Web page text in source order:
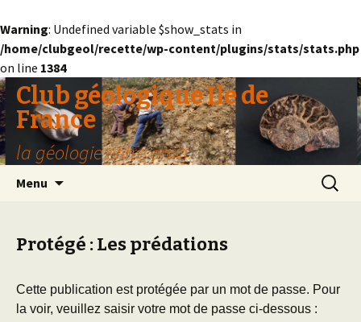
Warning: Undefined variable $show_stats in
/home/clubgeol/recette/wp-content/plugins/stats/stats.php
on line 1384
Club géologique Ile de
France
la géologie entre amis
Menu
Protégé : Les prédations
Cette publication est protégée par un mot de passe. Pour
la voir, veuillez saisir votre mot de passe ci-dessous :